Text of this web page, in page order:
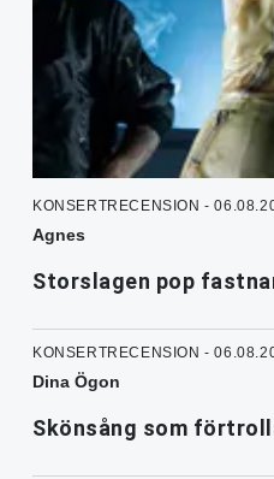
KONSERTRECENSION -
Agnes
Storslagen pop
KONSERTRECENSION -
Dina Ögon
Skönsång som